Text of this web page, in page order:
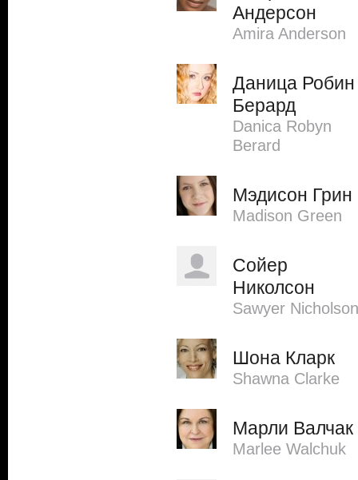
Андерсон
Amira Anderson
Даница Робин
Берард
Danica Robyn
Berard
Мэдисон Грин
Madison Green
Сойер
Николсон
Sawyer Nicholson
Шона Кларк
Shawna Clarke
Марли Валчак
Marlee Walchuk